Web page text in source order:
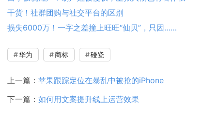
干货！社群团购与社交平台的区别
损失6000万！一字之差撞上旺旺“仙贝”，只因……
华为 商标 碰瓷
上一篇： 苹果跟踪定位在暴乱中被抢的iPhone
下一篇： 如何用文案提升线上运营效果